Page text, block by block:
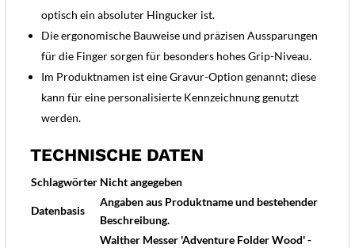
optisch ein absoluter Hingucker ist.
Die ergonomische Bauweise und präzisen Aussparungen
für die Finger sorgen für besonders hohes Grip-Niveau.
Im Produktnamen ist eine Gravur-Option genannt; diese
kann für eine personalisierte Kennzeichnung genutzt
werden.
TECHNISCHE DATEN
Schlagwörter Nicht angegeben
Datenbasis
Angaben aus Produktname und bestehender
Beschreibung.
Walther Messer 'Adventure Folder Wood' -